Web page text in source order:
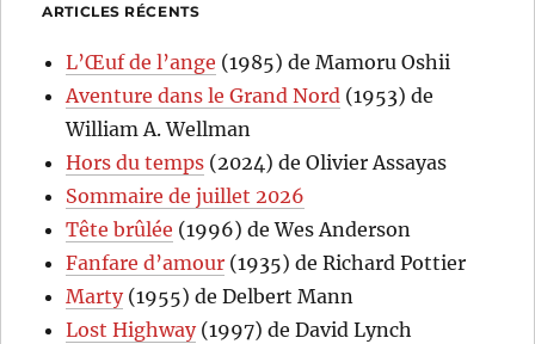
ARTICLES RÉCENTS
L’Œuf de l’ange (1985) de Mamoru Oshii
Aventure dans le Grand Nord (1953) de
William A. Wellman
Hors du temps (2024) de Olivier Assayas
Sommaire de juillet 2026
Tête brûlée (1996) de Wes Anderson
Fanfare d’amour (1935) de Richard Pottier
Marty(1955) de Delbert Mann
Lost Highway(1997) de David Lynch